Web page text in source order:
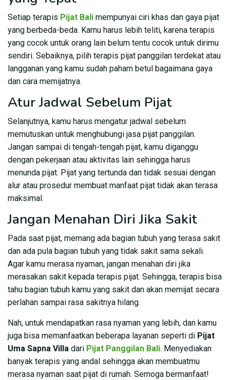
Setiap terapis Pijat Bali mempunyai ciri khas dan gaya pijat
yang berbeda-beda. Kamu harus lebih teliti, karena terapis
yang cocok untuk orang lain belum tentu cocok untuk dirimu
sendiri. Sebaiknya, pilih terapis pijat panggilan terdekat atau
langganan yang kamu sudah paham betul bagaimana gaya
dan cara memijatnya.
Atur Jadwal Sebelum Pijat
Selanjutnya, kamu harus mengatur jadwal sebelum
memutuskan untuk menghubungi jasa pijat panggilan.
Jangan sampai di tengah-tengah pijat, kamu diganggu
dengan pekerjaan atau aktivitas lain sehingga harus
menunda pijat. Pijat yang tertunda dan tidak sesuai dengan
alur atau prosedur membuat manfaat pijat tidak akan terasa
maksimal.
Jangan Menahan Diri Jika Sakit
Pada saat pijat, memang ada bagian tubuh yang terasa sakit
dan ada pula bagian tubuh yang tidak sakit sama sekali.
Agar kamu merasa nyaman, jangan menahan diri jika
merasakan sakit kepada terapis pijat. Sehingga, terapis bisa
tahu bagian tubuh kamu yang sakit dan akan memijat secara
perlahan sampai rasa sakitnya hilang.
Nah, untuk mendapatkan rasa nyaman yang lebih, dan kamu
juga bisa memanfaatkan beberapa layanan seperti di Pijat
Uma Sapna Villa dari Pijat Panggilan Bali. Menyediakan
banyak terapis yang andal sehingga akan membuatmu
merasa nyaman saat pijat di rumah. Semoga bermanfaat!